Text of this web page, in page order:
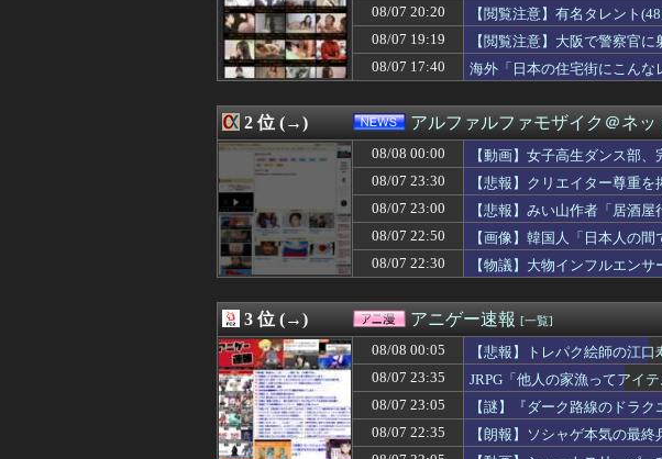
08/08 00:20
【動画】JKさん、友達にスカートをめく
08/08 00:19
【画像】ほぼ全裸なドスケベコスプレイヤ
08/08 00:19
与田ちゃん、プールで泳いでる姿を公開！
08/08 00:15
【画像】台湾女子「パイスラッシュ///」
08/08 00:12
【悲報】リュウジ氏、冷やし中華を完全
08/08 00:11
ショートスリーパー「寝たほうがいいよ」
08/08 00:10
【画像】昔の2時間ドラマがスゴイ、セク
08/08 00:10
【急いで引っ越せ】日本人が減り｢外国人
08/08 00:09
篠笛やってみたくて近場の教室に入ったけ
08/08 00:09
反斎藤知事派が本丸に攻め込まれる窮地に
08/08 00:07
日本をダメにした総理大臣、ワースト１位
08/08 00:07
【驚愕】J1岡山、ホーム開幕戦チケット完
08/08 00:07
『これ描いて死ね』6話感想 初コミティア
08/08 00:06
女の子が私のオニオンリングを勝手に掴ん
08/08 00:05
【画像】欲求満たしすぎて逮捕された女子
08/08 00:05
共産主義、社会主義「必ず失敗します」資
08/08 00:05
【悲報】「HUNTER×HUNTER」のビヨン
08/08 00:05
【悲報】トレパク絵師の江口寿史さん、開
08/08 00:05
【悲報】学歴系YouTuber、大学教授に論
08/08 00:05
【驚愕】性行為をしない『友情結婚』を
08/08 00:05
33歳くらいから太ったせいか加齢で＊が
08/07 20:20
【閲覧注意】有名タレント
08/07 19:19
【閲覧注意】大阪で警察官
08/07 17:40
海外「日本の住宅街にこん
2 位 (→) アルファルファモザイク＠ネ
08/08 00:00
【動画】女子高生ダンス部
08/07 23:30
【悲報】クリエイター尊重
08/07 23:00
【悲報】みい山作者「居酒
08/07 22:50
【画像】韓国人「日本人の
【HotTweets】
08/07 22:30 【物議】大物インフルエン
3 位 (→) アニゲー速報 [一覧]
08/08 00:05
【悲報】トレパク絵師の江
08/07 23:35
JRPG「他人の家漁ってアイ
08/07 23:05
【謎】『ダーク路線のドラ
08/07 22:35
【朗報】ソシャゲ本気の最